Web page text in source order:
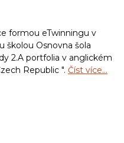
formou eTwinningu v
školou Osnovna šola
2.A portfolia v anglickém
Republic ". Číst více…